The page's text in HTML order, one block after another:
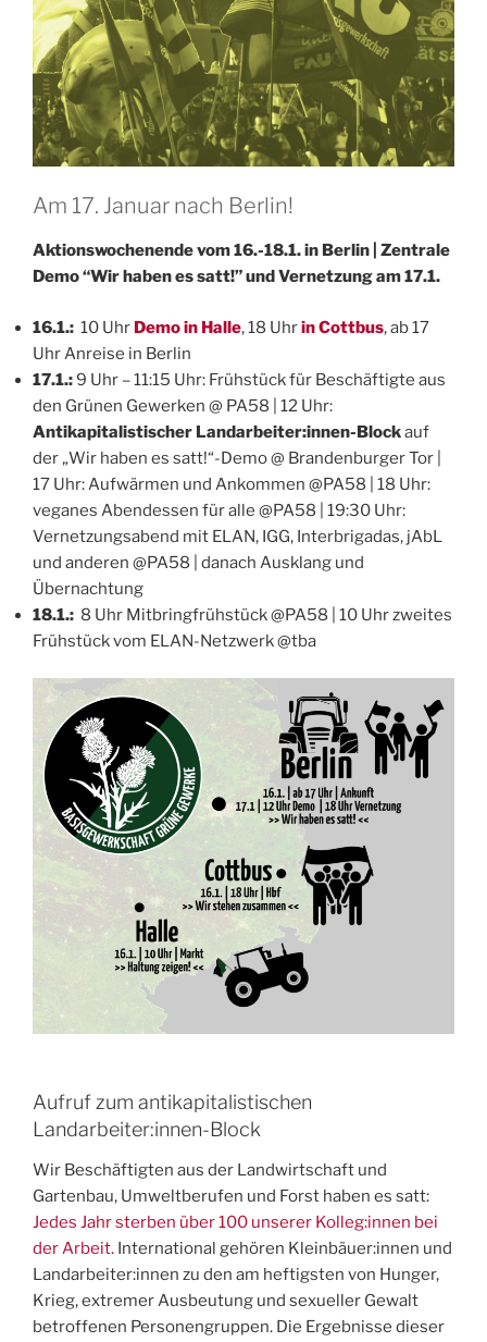
Am 17. Januar nach Berlin!
Aktionswochenende vom 16.-18.1. in Berlin | Zentrale
Demo “Wir haben es satt!” und Vernetzung am 17.1.
16.1.: 10 Uhr Demo in Halle, 18 Uhrin Cottbus, ab 17
Uhr Anreise in Berlin
17.1.:9 Uhr – 11:15 Uhr: Frühstück für Beschäftigte aus
den Grünen Gewerken @ PA58 | 12 Uhr:
Antikapitalistischer Landarbeiter:innen-Blockauf
der „Wir haben es satt!“-Demo @ Brandenburger Tor |
17 Uhr: Aufwärmen und Ankommen @PA58 | 18 Uhr:
veganes Abendessen für alle @PA58 | 19:30 Uhr:
Vernetzungsabend mit ELAN, IGG, Interbrigadas, jAbL
und anderen @PA58 | danach Ausklang und
Übernachtung
18.1.: 8 Uhr Mitbringfrühstück @PA58 | 10 Uhr zweites
Frühstück vom ELAN-Netzwerk @tba
Aufruf zum antikapitalistischen
Landarbeiter:innen-Block
Wir Beschäftigten aus der Landwirtschaft und
Gartenbau, Umweltberufen und Forst haben es satt:
Jedes Jahr sterben über 100 unserer Kolleg:innen bei
der Arbeit. International gehören Kleinbäuer:innen und
Landarbeiter:innen zu den am heftigsten von Hunger,
Krieg, extremer Ausbeutung und sexueller Gewalt
betroffenen Personengruppen. Die Ergebnisse dieser